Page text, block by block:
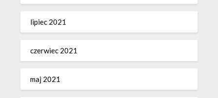
lipiec 2021
czerwiec 2021
maj 2021